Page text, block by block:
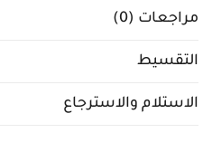
مراجعات (0)
التقسيط
الاستلام والاسترجاع